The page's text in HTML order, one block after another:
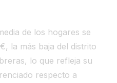
de los hogares se
la más baja del distrito
lo que refleja su
respecto a